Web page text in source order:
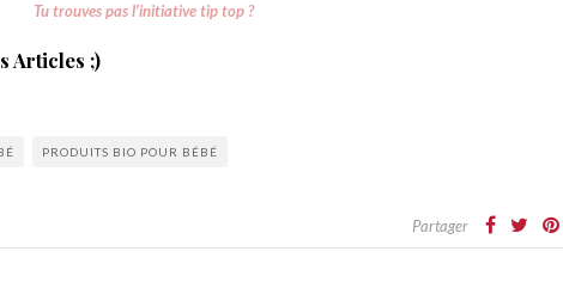
Tu trouves pas l’initiative tip top ?
Articles ;)
PRODUITS BIO POUR BÉBÉ
Partager